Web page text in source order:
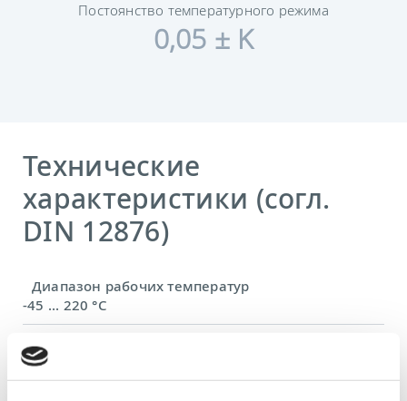
Постоянство температурного режима
0,05 ± K
Технические
характеристики (согл.
DIN 12876)
Диапазон рабочих температур
-45 ... 220 °C
Диапазон температуры окружающей среды
5 ... 40 °C